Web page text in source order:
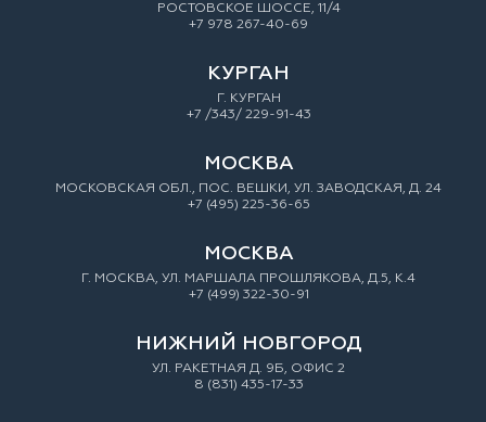
РОСТОВСКОЕ ШОССЕ, 11/4
+7 978 267-40-69
КУРГАН
Г. КУРГАН
+7 /343/ 229-91-43
МОСКВА
МОСКОВСКАЯ ОБЛ., ПОС. ВЕШКИ, УЛ. ЗАВОДСКАЯ, Д. 24
+7 (495) 225-36-65
МОСКВА
Г. МОСКВА, УЛ. МАРШАЛА ПРОШЛЯКОВА, Д.5, К.4
+7 (499) 322-30-91
НИЖНИЙ НОВГОРОД
УЛ. РАКЕТНАЯ Д. 9Б, ОФИС 2
8 (831) 435-17-33